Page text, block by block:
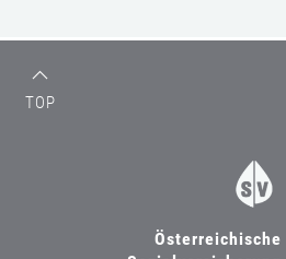
TOP
Österreichische